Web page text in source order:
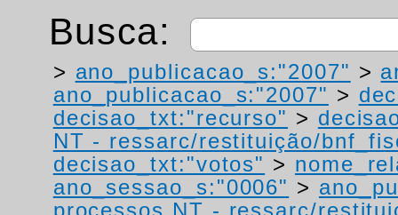
Busca:
> ano_publicacao_s:"2007" >
ano_publicacao_s:"2007" >
decisao_txt:"recurso" >
NT - ressarc/restituição/
decisao_txt:"votos" >
ano_sessao_s:"0006" >
processos NT - ressarc/